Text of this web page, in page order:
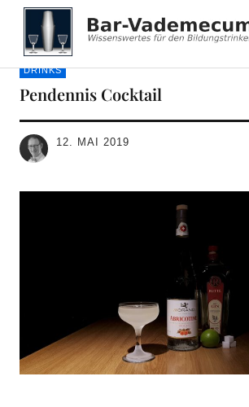
Bar-Vademecum
DRINKS
Pendennis Cocktail
12. MAI 2019